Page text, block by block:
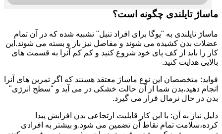
ماساژ تایلندی چگونه است؟
ماساژ تایلندی به "یوگا برای افراد تنبل" تشبیه شده که در آن تمام
عضلات بدن کشیده می شوند و مفاصل نیز باز و بسته می شوند.این
کار را باید از کف پای خود شروع کنید و کم کم آنرا به قسمت های
بالایی هدایت کنید.
فواید: متخصصان این نوع ماساژ معتقد هستند که اگر تمرین های آنرا
انجام دهید،بدن شما از آن حالت خشکی در می آید و "سطح انرژی"
بدن در حال نرمال قرار می گیرد.
دلیل نیاز به آن: با این کار قابلیت ارتجاعی بدن افزایش پیدا
کرده،سلامت تمام نقاط آن تضمین می شود.و بیشتر به افرادی